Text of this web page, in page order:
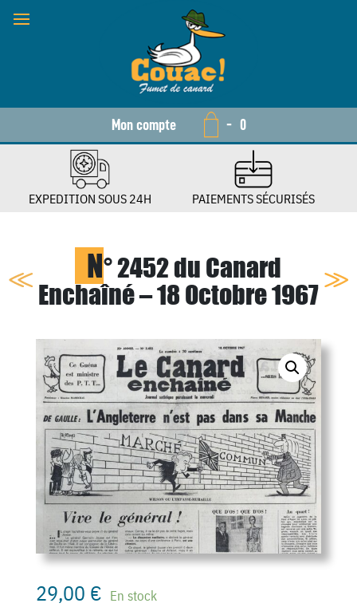
Mon compte - 0
EXPEDITION SOUS 24H PAIEMENTS SÉCURISÉS
N° 2452 du Canard
Enchaîné – 18 Octobre 1967
29,00 € En stock